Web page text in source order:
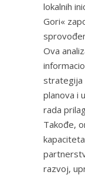
lokalnih
Gori«
Ova
strategija
planova i
rada
Takođe,
razvoj,